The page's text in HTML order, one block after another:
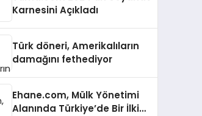
Karnesini Açıkladı
Türk döneri, Amerikalıların
damağını fethediyor
Ehane.com, Mülk Yönetimi
Alanında Türkiye’de Bir İlki